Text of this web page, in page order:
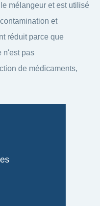
mélangeur et est utilisé
et
réduit parce que
n'est pas
de médicaments,